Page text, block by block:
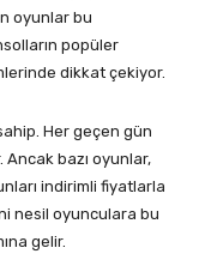
oyunlar bu
popüler
dikkat çekiyor.
Her geçen gün
bazı oyunlar,
indirimli fiyatlarla
nesil oyunculara bu
gelir.